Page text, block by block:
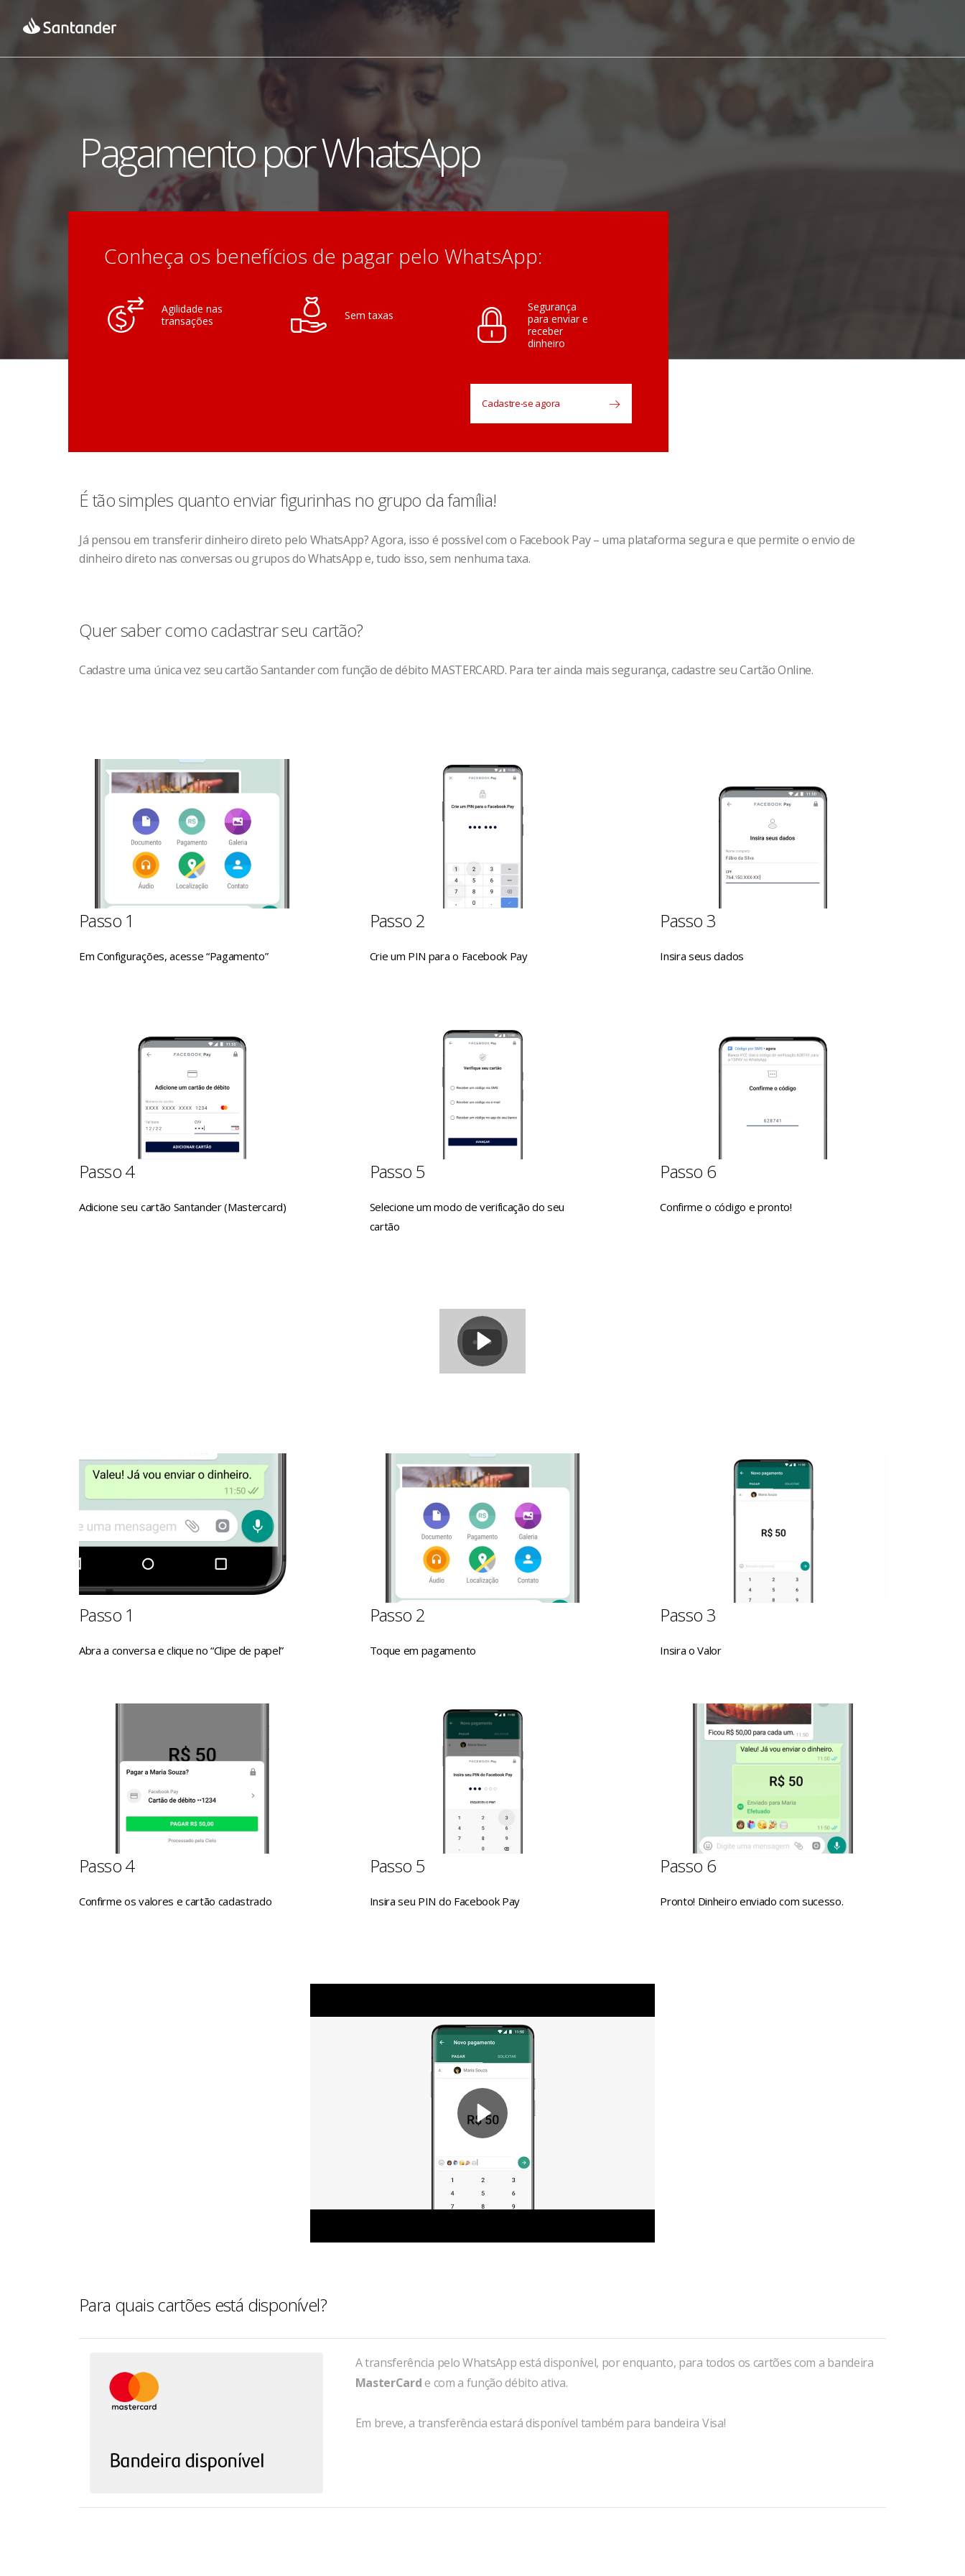
Pagamento por WhatsApp
Conheça os benefícios de pagar pelo WhatsApp:
Agilidade nas
transações
Sem taxas
Segurança
para enviar e
receber
dinheiro
Cadastre-se agora
É tão simples quanto enviar figurinhas no grupo da família!
Já pensou em transferir dinheiro direto pelo WhatsApp? Agora, isso é possível com o Facebook Pay – uma plataforma segura e que permite o envio de
dinheiro direto nas conversas ou grupos do WhatsApp e, tudo isso, sem nenhuma taxa.
Quer saber como cadastrar seu cartão?
Cadastre uma única vez seu cartão Santander com função de débito MASTERCARD. Para ter ainda mais segurança, cadastre seu Cartão Online.
Passo 1
Em Configurações, acesse “Pagamento”
Passo 2
Crie um PIN para o Facebook Pay
Passo 3
Insira seus dados
Passo 4
Adicione seu cartão Santander (Mastercard)
Passo 5
Selecione um modo de verificação do seu
cartão
Passo 6
Confirme o código e pronto!
Passo 1
Abra a conversa e clique no “Clipe de papel”
Passo 2
Toque em pagamento
Passo 3
Insira o Valor
Passo 4
Confirme os valores e cartão cadastrado
Passo 5
Insira seu PIN do Facebook Pay
Passo 6
Pronto! Dinheiro enviado com sucesso.
Para quais cartões está disponível?
A transferência pelo WhatsApp está disponível, por enquanto, para todos os cartões com a bandeira
MasterCarde com a função débito ativa.
Em breve, a transferência estará disponível também para bandeira Visa!